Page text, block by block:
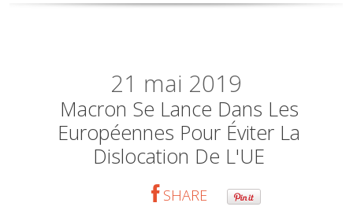
21 mai 2019
Macron Se Lance Dans Les
Européennes Pour Éviter La
Dislocation De L'UE
SHARE